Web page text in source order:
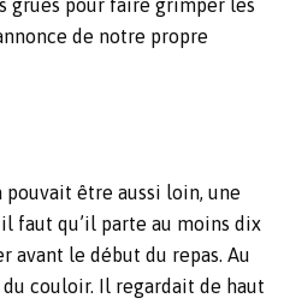
grues pour faire grimper les
de notre propre
pouvait être aussi loin, une
faut qu’il parte au moins dix
avant le début du repas. Au
couloir. Il regardait de haut